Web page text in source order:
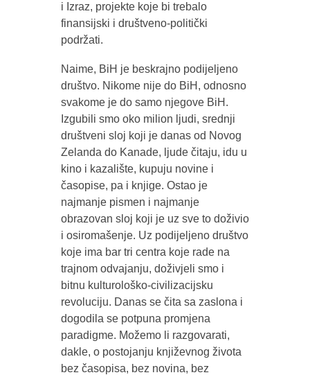
i Izraz, projekte koje bi trebalo
finansijski i društveno-politički
podržati.
Naime, BiH je beskrajno podijeljeno
društvo. Nikome nije do BiH, odnosno
svakome je do samo njegove BiH.
Izgubili smo oko milion ljudi, srednji
društveni sloj koji je danas od Novog
Zelanda do Kanade, ljude čitaju, idu u
kino i kazalište, kupuju novine i
časopise, pa i knjige. Ostao je
najmanje pismen i najmanje
obrazovan sloj koji je uz sve to doživio
i osiromašenje. Uz podijeljeno društvo
koje ima bar tri centra koje rade na
trajnom odvajanju, doživjeli smo i
bitnu kulturološko-civilizacijsku
revoluciju. Danas se čita sa zaslona i
dogodila se potpuna promjena
paradigme. Možemo li razgovarati,
dakle, o postojanju književnog života
bez časopisa, bez novina, bez